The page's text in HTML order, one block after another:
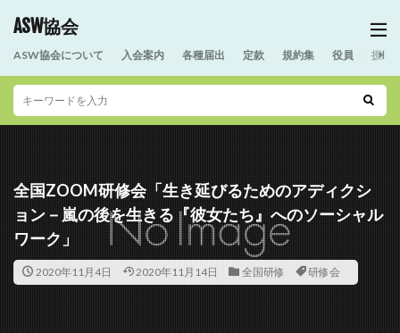
ASW協会
ASW協会について 入会案内 各種届出 定款 規約集 役員 援助
全国ZOOM研修会「生き延びるためのアディクシ
ョン－嵐の後を生きる『彼女たち』へのソーシャル
ワーク」
2020年11月4日 2020年11月14日 全国研修 研修会